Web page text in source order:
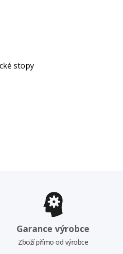
stopy
Garance výrobce
Zboží přímo od výrobce